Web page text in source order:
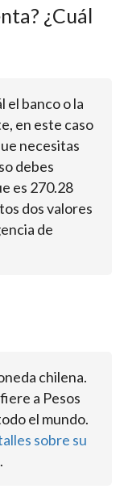
¿Cuál
el banco o la
en este caso
necesitas
debes
es 270.28
dos valores
de
chilena.
a Pesos
el mundo.
sobre su
.